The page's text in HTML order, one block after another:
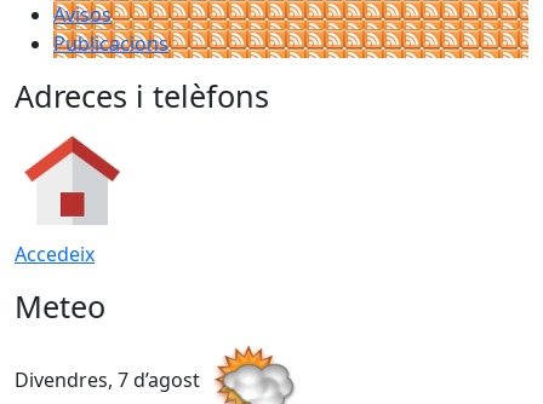
Avisos
Publicacions
Adreces i telèfons
Accedeix
Meteo
Divendres, 7 d’agost